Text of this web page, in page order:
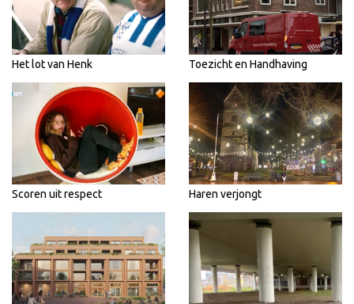
Het lot van Henk Toezicht en Handhaving
Scoren uit respect Haren verjongt